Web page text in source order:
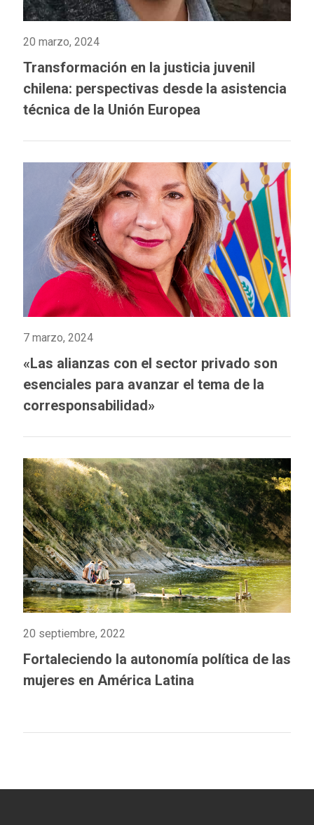
20 marzo, 2024
Transformación en la justicia juvenil
chilena: perspectivas desde la asistencia
técnica de la Unión Europea
7 marzo, 2024
«Las alianzas con el sector privado son
esenciales para avanzar el tema de la
corresponsabilidad»
20 septiembre, 2022
Fortaleciendo la autonomía política de las
mujeres en América Latina